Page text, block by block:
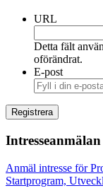
URL
Detta fält
oförändrat.
E-post
Intresseanmälan
Anmäl intresse för
Startprogram,